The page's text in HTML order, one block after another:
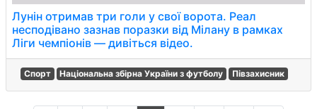
Лунін отримав три голи у свої ворота. Реал
несподівано зазнав поразки від Мілану в рамках
Ліги чемпіонів — дивіться відео.
Спорт Національна збірна України з футболу Півзахисник